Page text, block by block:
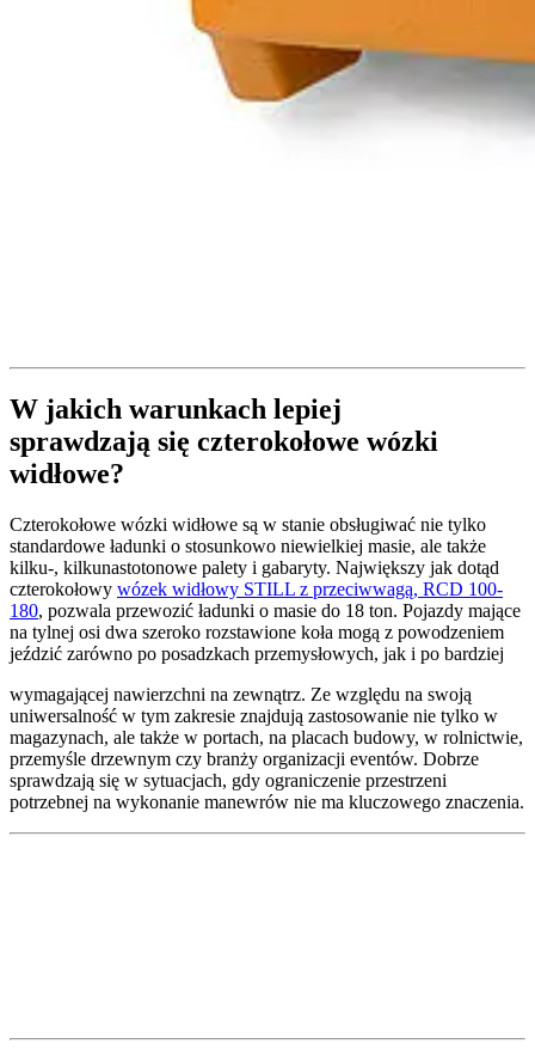
W jakich warunkach lepiej
sprawdzają się czterokołowe wózki
widłowe?
Czterokołowe wózki widłowe są w stanie obsługiwać nie tylko
standardowe ładunki o stosunkowo niewielkiej masie, ale także
kilku-, kilkunastotonowe palety i gabaryty. Największy jak dotąd
czterokołowy wózek widłowy STILL z przeciwwagą, RCD 100-
180, pozwala przewozić ładunki o masie do 18 ton. Pojazdy mające
na tylnej osi dwa szeroko rozstawione koła mogą z powodzeniem
jeździć zarówno po posadzkach przemysłowych, jak i po bardziej
wymagającej nawierzchni na zewnątrz. Ze względu na swoją
uniwersalność w tym zakresie znajdują zastosowanie nie tylko w
magazynach, ale także w portach, na placach budowy, w rolnictwie,
przemyśle drzewnym czy branży organizacji eventów. Dobrze
sprawdzają się w sytuacjach, gdy ograniczenie przestrzeni
potrzebnej na wykonanie manewrów nie ma kluczowego znaczenia.